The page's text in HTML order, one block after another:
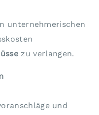
unternehmerischen
zu verlangen.
und